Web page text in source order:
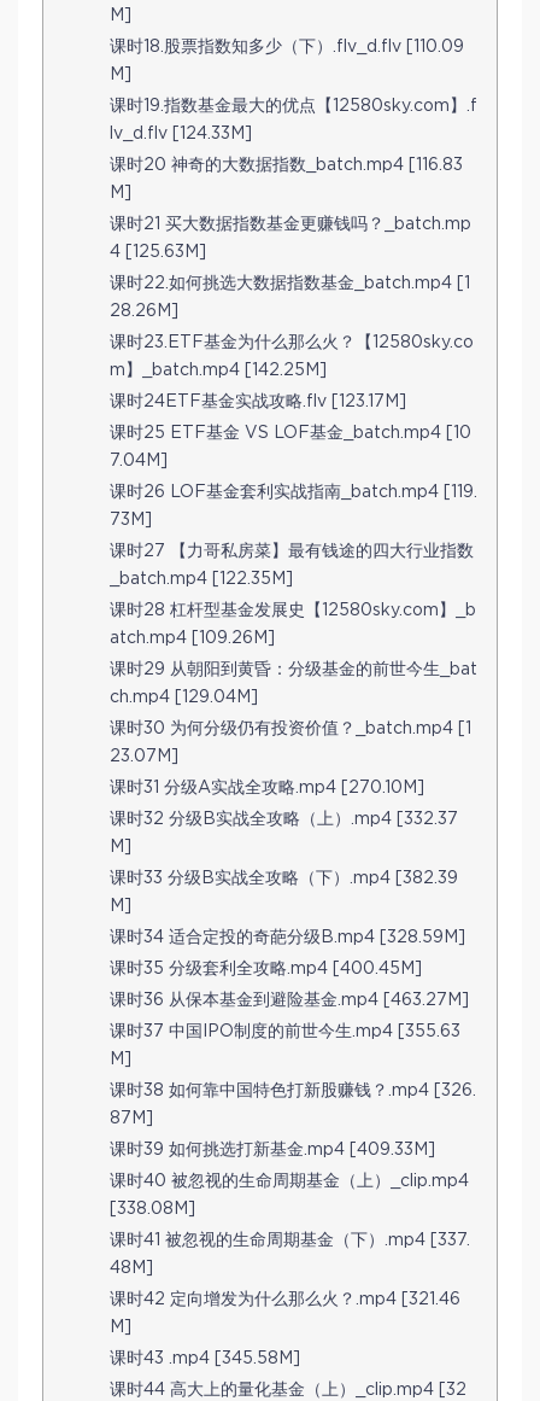
M]
课时18.股票指数知多少（下）.flv_d.flv [110.09
M]
课时19.指数基金最大的优点【12580sky.com】.f
lv_d.flv [124.33M]
课时20 神奇的大数据指数_batch.mp4 [116.83
M]
课时21 买大数据指数基金更赚钱吗？_batch.mp
4 [125.63M]
课时22.如何挑选大数据指数基金_batch.mp4 [1
28.26M]
课时23.ETF基金为什么那么火？【12580sky.co
m】_batch.mp4 [142.25M]
课时24ETF基金实战攻略.flv [123.17M]
课时25 ETF基金 VS LOF基金_batch.mp4 [10
7.04M]
课时26 LOF基金套利实战指南_batch.mp4 [119.
73M]
课时27 【力哥私房菜】最有钱途的四大行业指数
_batch.mp4 [122.35M]
课时28 杠杆型基金发展史【12580sky.com】_b
atch.mp4 [109.26M]
课时29 从朝阳到黄昏：分级基金的前世今生_bat
ch.mp4 [129.04M]
课时30 为何分级仍有投资价值？_batch.mp4 [1
23.07M]
课时31 分级A实战全攻略.mp4 [270.10M]
课时32 分级B实战全攻略（上）.mp4 [332.37
M]
课时33 分级B实战全攻略（下）.mp4 [382.39
M]
课时34 适合定投的奇葩分级B.mp4 [328.59M]
课时35 分级套利全攻略.mp4 [400.45M]
课时36 从保本基金到避险基金.mp4 [463.27M]
课时37 中国IPO制度的前世今生.mp4 [355.63
M]
课时38 如何靠中国特色打新股赚钱？.mp4 [326.
87M]
课时39 如何挑选打新基金.mp4 [409.33M]
课时40 被忽视的生命周期基金（上）_clip.mp4
[338.08M]
课时41 被忽视的生命周期基金（下）.mp4 [337.
48M]
课时42 定向增发为什么那么火？.mp4 [321.46
M]
课时43 .mp4 [345.58M]
课时44 高大上的量化基金（上）_clip.mp4 [32